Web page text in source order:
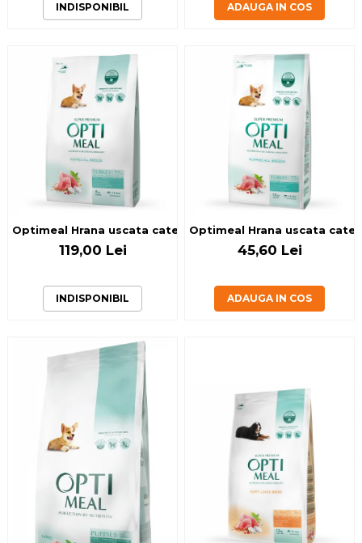
INDISPONIBIL ADAUGA IN COS
Optimeal Hrana uscata catei toate rasele - Curcan 4kg
119,00 Lei
INDISPONIBIL
Optimeal Hrana uscata
45,60 Lei
ADAUGA IN COS